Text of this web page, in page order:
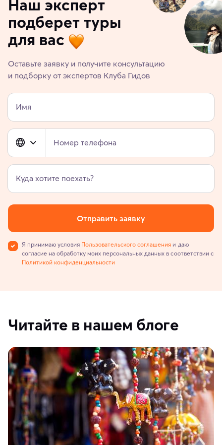
Наш эксперт
подберет туры
для вас
Оставьте заявку и получите консультацию
и подборку от экспертов Клуба Гидов
Имя
Номер телефона
Куда хотите поехать?
Отправить заявку
Я принимаю условия Пользовательского соглашения и даю
согласие на обработку моих персональных данных в соответствии с
Политикой конфиденциальности
Читайте в нашем блоге